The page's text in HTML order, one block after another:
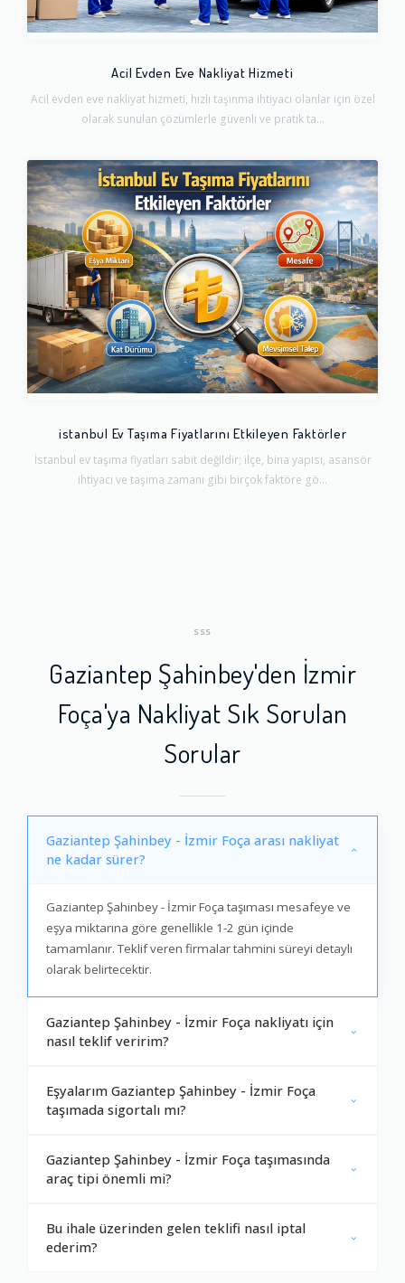
Acil Evden Eve Nakliyat Hizmeti
Acil evden eve nakliyat hizmeti, hızlı taşınma ihtiyacı olanlar için özel
olarak sunulan çözümlerle güvenli ve pratik ta...
istanbul Ev Taşıma Fiyatlarını Etkileyen Faktörler
İstanbul ev taşıma fiyatları sabit değildir; ilçe, bina yapısı, asansör
ihtiyacı ve taşıma zamanı gibi birçok faktöre gö...
SSS
Gaziantep Şahinbey'den İzmir
Foça'ya Nakliyat Sık Sorulan
Sorular
Gaziantep Şahinbey - İzmir Foça arası nakliyat
ne kadar sürer?
Gaziantep Şahinbey - İzmir Foça taşıması mesafeye ve
eşya miktarına göre genellikle 1-2 gün içinde
tamamlanır. Teklif veren firmalar tahmini süreyi detaylı
olarak belirtecektir.
Gaziantep Şahinbey - İzmir Foça nakliyatı için
nasıl teklif veririm?
Eşyalarım Gaziantep Şahinbey - İzmir Foça
taşımada sigortalı mı?
Gaziantep Şahinbey - İzmir Foça taşımasında
araç tipi önemli mi?
Bu ihale üzerinden gelen teklifi nasıl iptal
ederim?